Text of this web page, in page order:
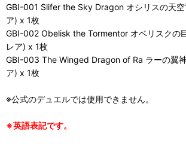
GBI-001 Slifer the Sky Dragon オシリスの天
ア) x 1枚
GBI-002 Obelisk the Tormentor オベリスクの
レア) x 1枚
GBI-003 The Winged Dragon of Ra ラーの翼
ア) x 1枚
※公式のデュエルでは使用できません。
※英語表記です。